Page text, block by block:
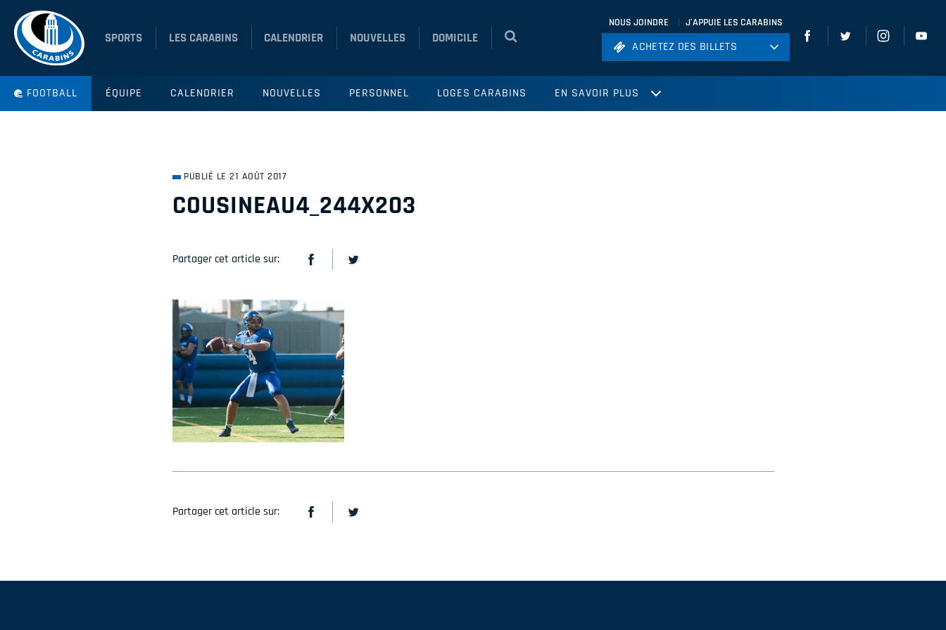
SPORTS LES CARABINS CALENDRIER NOUVELLES DOMICILE
NOUS JOINDRE J'APPUIE LES CARABINS
ACHETEZ DES BILLETS
Hockey
ACHETEZ DES BILLETS
FOOTBALL ÉQUIPE CALENDRIER NOUVELLES PERSONNEL LOGES CARABINS EN SAVOIR PLUS
PUBLIÉ LE 21 AOÛT 2017
COUSINEAU4_244X203
Partager cet article sur:
Partager cet article sur: